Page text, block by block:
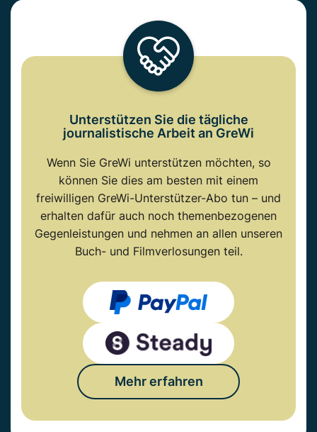
Unterstützen Sie die tägliche
journalistische Arbeit an GreWi
Wenn Sie GreWi unterstützen möchten, so
können Sie dies am besten mit einem
freiwilligen GreWi-Unterstützer-Abo tun – und
erhalten dafür auch noch themenbezogenen
Gegenleistungen und nehmen an allen unseren
Buch- und Filmverlosungen teil.
Mehr erfahren